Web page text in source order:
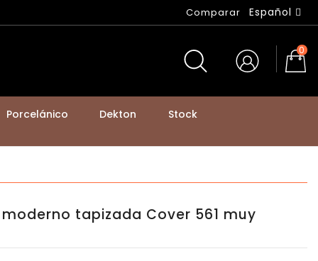
Comparar Español
0
Porcelánico Dekton
Stock
tapizada Cover 561 muy